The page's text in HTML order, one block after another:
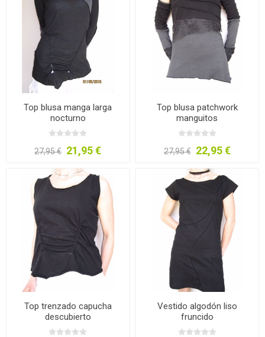
Top blusa manga larga
nocturno
27,95 € 21,95 €
Top blusa patchwork
manguitos
27,95 € 22,95 €
Top trenzado capucha
descubierto
Vestido algodón liso
fruncido